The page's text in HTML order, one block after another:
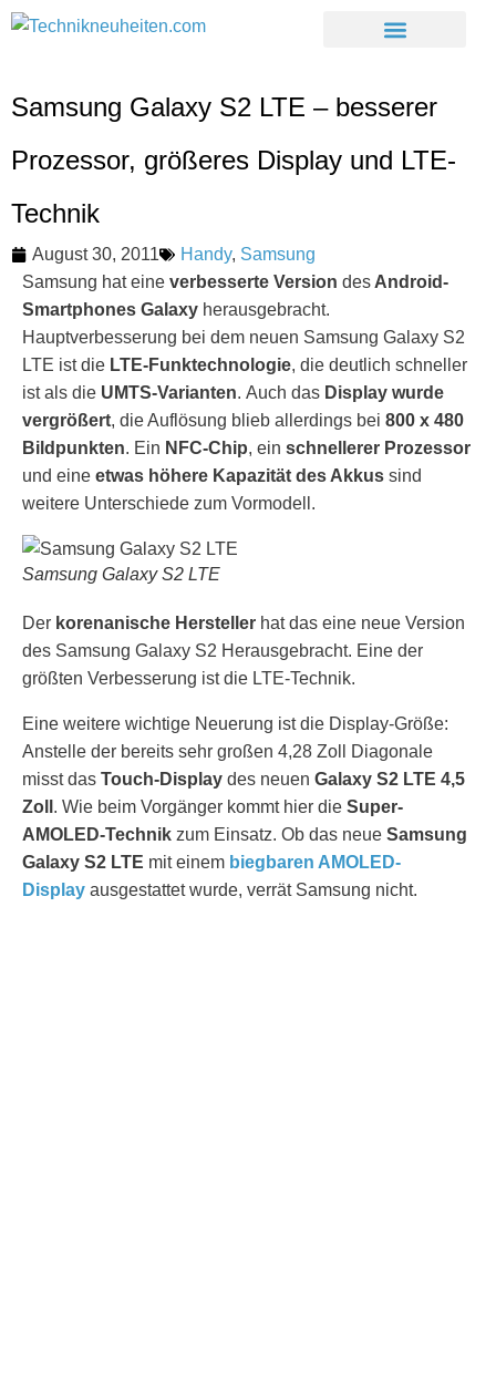
Samsung Galaxy S2 LTE – besserer
Prozessor, größeres Display und LTE-
Technik
August 30, 2011 Handy, Samsung
Samsung hat eine verbesserte Version des Android-
Smartphones Galaxy herausgebracht.
Hauptverbesserung bei dem neuen Samsung Galaxy S2
LTE ist die LTE-Funktechnologie, die deutlich schneller
ist als die UMTS-Varianten. Auch das Display wurde
vergrößert, die Auflösung blieb allerdings bei 800 x 480
Bildpunkten. Ein NFC-Chip, ein schnellerer Prozessor
und eine etwas höhere Kapazität des Akkus sind
weitere Unterschiede zum Vormodell.
Samsung Galaxy S2 LTE
Der korenanische Hersteller hat das eine neue Version
des Samsung Galaxy S2 Herausgebracht. Eine der
größten Verbesserung ist die LTE-Technik.
Eine weitere wichtige Neuerung ist die Display-Größe:
Anstelle der bereits sehr großen 4,28 Zoll Diagonale
misst das Touch-Display des neuen Galaxy S2 LTE 4,5
Zoll . Wie beim Vorgänger kommt hier die Super-
AMOLED-Technik zum Einsatz. Ob das neue Samsung
Galaxy S2 LTE mit einem biegbaren AMOLED-
Display ausgestattet wurde, verrät Samsung nicht.